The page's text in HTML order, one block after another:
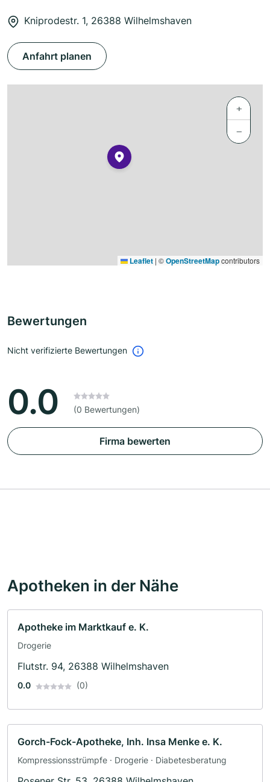
Kniprodestr. 1, 26388 Wilhelmshaven
Anfahrt planen
+
−
Leaflet | ©OpenStreetMapcontributors
Bewertungen
Nicht verifizierte Bewertungen
0.0 (0 Bewertungen)
Firma bewerten
Apotheken in der Nähe
Apotheke im Marktkauf e. K.
Drogerie
Flutstr. 94, 26388 Wilhelmshaven
0.0 (0)
Gorch-Fock-Apotheke, Inh. Insa Menke e. K.
Kompressionsstrümpfe · Drogerie · Diabetesberatung